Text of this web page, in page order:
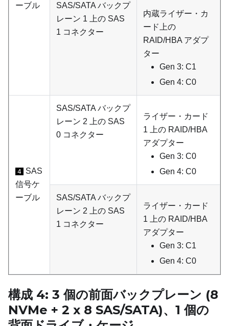
ーブル
SAS/SATA バックプ
レーン 1 上の SAS
1 コネクター
内蔵ライザー・カ
ード上の
RAID/HBA アダプ
ター
Gen 3: C1
Gen 4: C0
4 SAS
信号ケ
ーブル
SAS/SATA バックプ
レーン 2 上の SAS
0 コネクター
ライザー・カード
1 上の RAID/HBA
アダプター
Gen 3: C0
Gen 4: C0
SAS/SATA バックプ
レーン 2 上の SAS
1 コネクター
ライザー・カード
1 上の RAID/HBA
アダプター
Gen 3: C1
Gen 4: C0
構成 4: 3 個の前面バックプレーン (8
NVMe + 2 x 8 SAS/SATA)、1 個の